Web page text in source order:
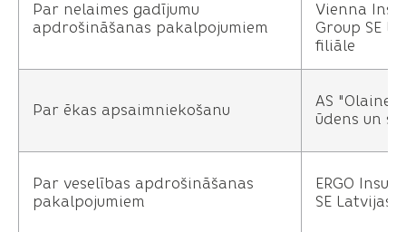
Par nelaimes gadījumu
apdrošināšanas pakalpojumiem
Vienna
Group SE
filiāle
Par ēkas apsaimniekošanu
AS "Olaines
ūdens un
Par veselības apdrošināšanas
pakalpojumiem
ERGO
SE Latvijas